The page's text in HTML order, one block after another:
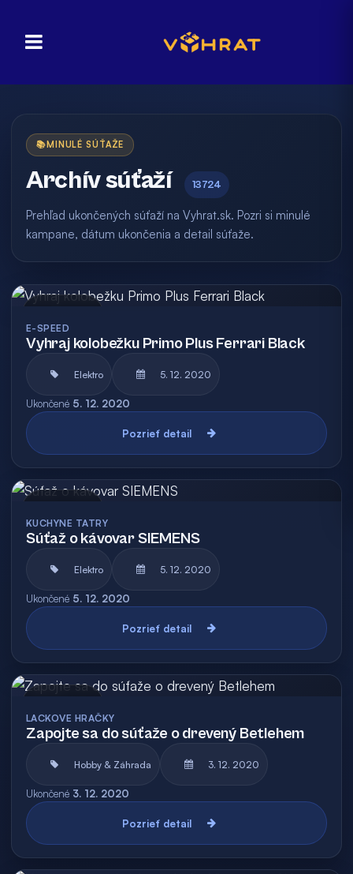
📚 MINULÉ SÚŤAŽE
Archív súťaží 13724
Prehľad ukončených súťaží na Vyhrat.sk. Pozri si minulé
kampane, dátum ukončenia a detail súťaže.
E-SPEED
Vyhraj kolobežku Primo Plus Ferrari Black
Elektro 5. 12. 2020
Ukončené 5. 12. 2020
Pozrieť detail
KUCHYNE TATRY
Súťaž o kávovar SIEMENS
Elektro 5. 12. 2020
Ukončené 5. 12. 2020
Pozrieť detail
LACKOVE HRAČKY
Zapojte sa do súťaže o drevený Betlehem
Hobby & Záhrada 3. 12. 2020
Ukončené 3. 12. 2020
Pozrieť detail